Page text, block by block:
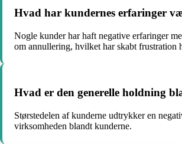
Hvad har kundernes erfaringer
Nogle kunder har haft negative erfaringer
om annullering, hvilket har skabt frustration
Hvad er den generelle holdning
Størstedelen af kunderne udtrykker en
virksomheden blandt kunderne.